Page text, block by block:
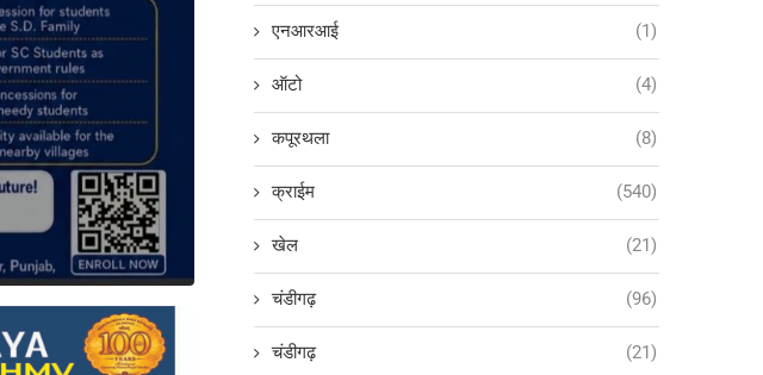
एनआरआई (1)
ऑटो (4)
कपूरथला (8)
क्राईम (540)
खेल (21)
चंडीगढ़ (96)
चंडीगढ़ (21)